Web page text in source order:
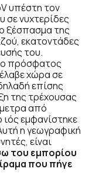
υπέστη τον
σε νυχτερίδες
ξέσπασμα της
εκατοντάδες
του.
πρόσφατος
χώρα σε
επίσης
της τρέχουσας
από
εμφανίστηκε
η γεωγραφική
είναι
του εμπορίου
που πήγε